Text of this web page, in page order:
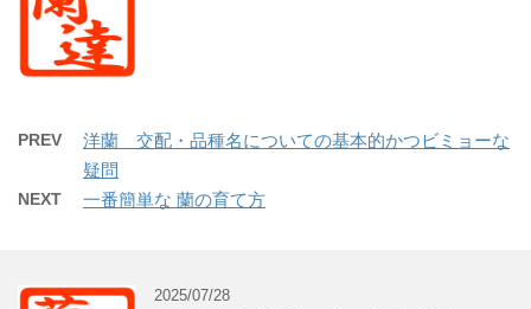
PREV
洋蘭 交配・品種名についての基本的かつビミョーな
疑問
NEXT 一番簡単な 蘭の育て方
2025/07/28